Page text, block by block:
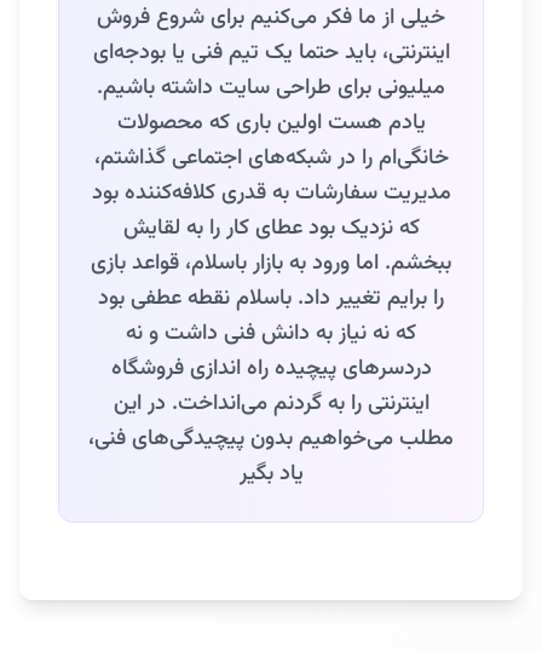
خیلی از ما فکر می‌کنیم برای شروع فروش
اینترنتی، باید حتما یک تیم فنی یا بودجه‌ای
میلیونی برای طراحی سایت داشته باشیم.
یادم هست اولین باری که محصولات
خانگی‌ام را در شبکه‌های اجتماعی گذاشتم،
مدیریت سفارشات به قدری کلافه‌کننده بود
که نزدیک بود عطای کار را به لقایش
ببخشم. اما ورود به بازار باسلام، قواعد بازی
را برایم تغییر داد. باسلام نقطه عطفی بود
که نه نیاز به دانش فنی داشت و نه
دردسرهای پیچیده راه‌ اندازی فروشگاه
اینترنتی را به گردنم می‌انداخت. در این
مطلب می‌خواهیم بدون پیچیدگی‌های فنی،
یاد بگیر